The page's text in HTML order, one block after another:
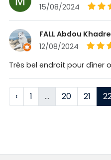
15/08/2024
FALL Abdou Khadre
12/08/2024
Très bel endroit pour dîner
‹ 1 … 20 21